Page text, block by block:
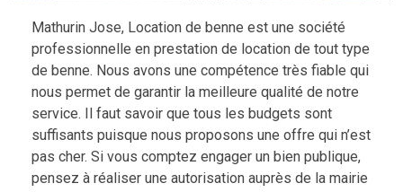
Mathurin Jose, Location de benne est une société
professionnelle en prestation de location de tout type
de benne. Nous avons une compétence très fiable qui
nous permet de garantir la meilleure qualité de notre
service. Il faut savoir que tous les budgets sont
suffisants puisque nous proposons une offre qui n’est
pas cher. Si vous comptez engager un bien publique,
pensez à réaliser une autorisation auprès de la mairie